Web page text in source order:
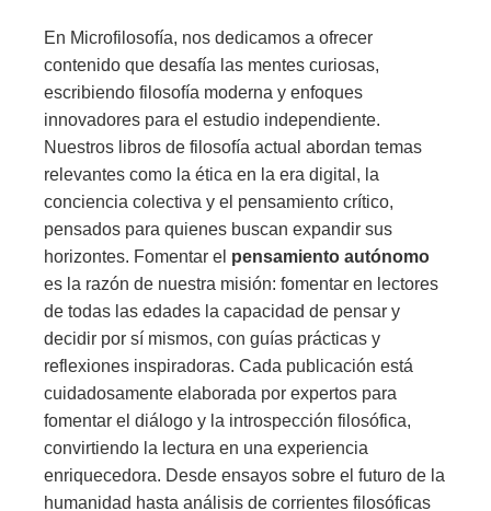
En Microfilosofía, nos dedicamos a ofrecer
contenido que desafía las mentes curiosas,
escribiendo filosofía moderna y enfoques
innovadores para el estudio independiente.
Nuestros libros de filosofía actual abordan temas
relevantes como la ética en la era digital, la
conciencia colectiva y el pensamiento crítico,
pensados para quienes buscan expandir sus
horizontes. Fomentar el pensamiento autónomo
es la razón de nuestra misión: fomentar en lectores
de todas las edades la capacidad de pensar y
decidir por sí mismos, con guías prácticas y
reflexiones inspiradoras. Cada publicación está
cuidadosamente elaborada por expertos para
fomentar el diálogo y la introspección filosófica,
convirtiendo la lectura en una experiencia
enriquecedora. Desde ensayos sobre el futuro de la
humanidad hasta análisis de corrientes filosóficas